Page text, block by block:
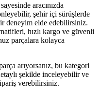
aracınızda
şehir içi sürüşlerde
deneyim elde edebilirsiniz.
hızlı kargo ve güvenli
parçalara kolayca
arıyorsanız, bu kategori
şekilde inceleyebilir ve
verebilirsiniz.